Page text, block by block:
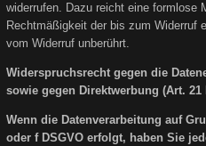
widerrufen. Dazu reicht eine formlose
Rechtmäßigkeit der bis zum Widerruf
vom Widerruf unberührt.
Widerspruchsrecht gegen die
sowie gegen Direktwerbung (Art. 21
Wenn die Datenverarbeitung auf
oder f DSGVO erfolgt, haben Sie